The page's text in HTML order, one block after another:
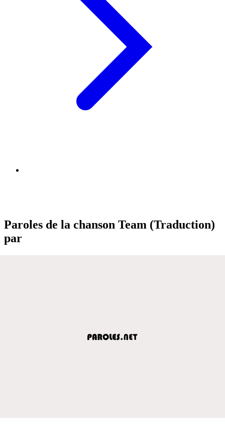
Paroles de la chanson Team (Traduction)
par